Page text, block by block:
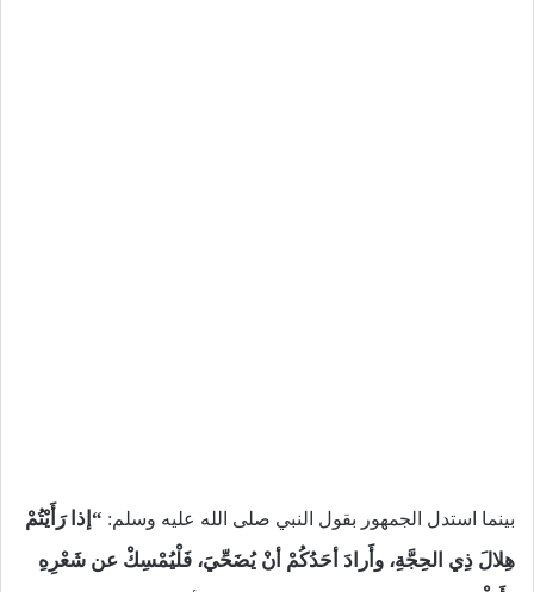
بينما استدل الجمهور بقول النبي صلى الله عليه وسلم: “إذا رَأَيْتُمْ
هِلالَ ذِي الحِجَّةِ، وأَرادَ أحَدُكُمْ أنْ يُضَحِّيَ، فَلْيُمْسِكْ عن شَعْرِهِ